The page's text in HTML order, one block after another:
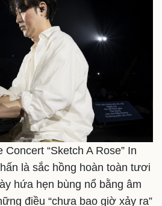
Concert “Sketch A Rose” In
là sắc hồng hoàn toàn tươi
hứa hẹn bùng nổ bằng âm
điều “chưa bao giờ xảy ra”